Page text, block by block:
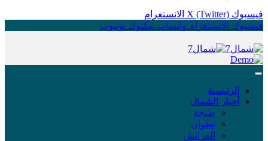
فيسبوك X (Twitter) الانستغرام
فيسبوك الانستغرام واتساب تيكتوك يوتيوب
الرئيسية
أخبار الشمال
طنجة
تطوان
العرائش